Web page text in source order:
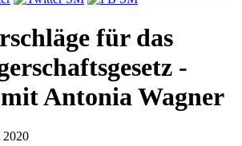
für das
-
Antonia Wagner